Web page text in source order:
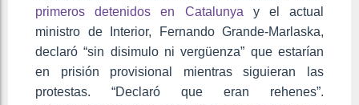
primeros detenidos en Catalunya y el actual
ministro de Interior, Fernando Grande-Marlaska,
declaró “sin disimulo ni vergüenza” que estarían
en prisión provisional mientras siguieran las
protestas. “Declaró que eran rehenes”.